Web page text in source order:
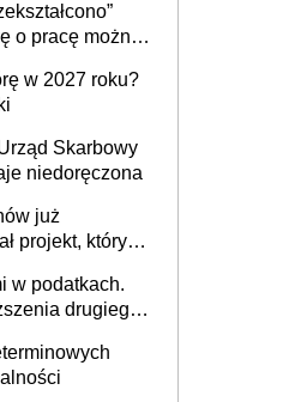
z
gospodarczej
o pracę można
w 2027 roku?
Skarbowy
niedoręczona
już
projekt, który
w podatkach.
drugiego